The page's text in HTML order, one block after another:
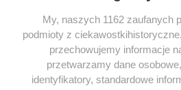
SERWIS
SPOŁECZNOŚĆ
My, naszych 1162 zaufanych
podmioty z
przechowujemy informacje
przetwarzamy dane
identyfikatory, standardowe